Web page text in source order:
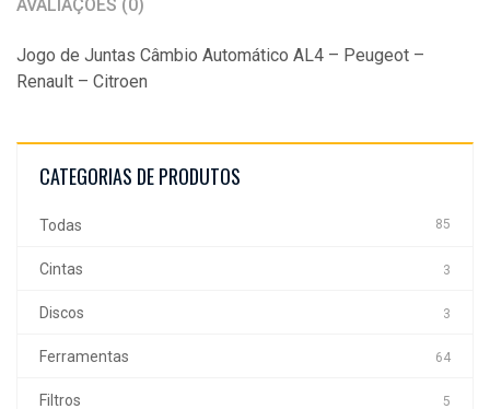
AVALIAÇÕES (0)
Jogo de Juntas Câmbio Automático AL4 – Peugeot –
Renault – Citroen
CATEGORIAS DE PRODUTOS
Todas 85
Cintas 3
Discos 3
Ferramentas 64
Filtros 5